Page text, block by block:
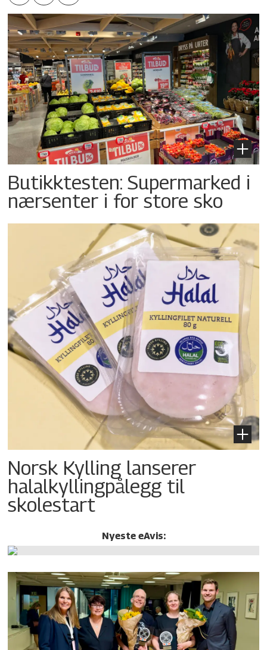
Butikktesten: Supermarked i
nærsenter i for store sko
Norsk Kylling lanserer
halalkylling­pålegg til
skolestart
Nyeste eAvis: